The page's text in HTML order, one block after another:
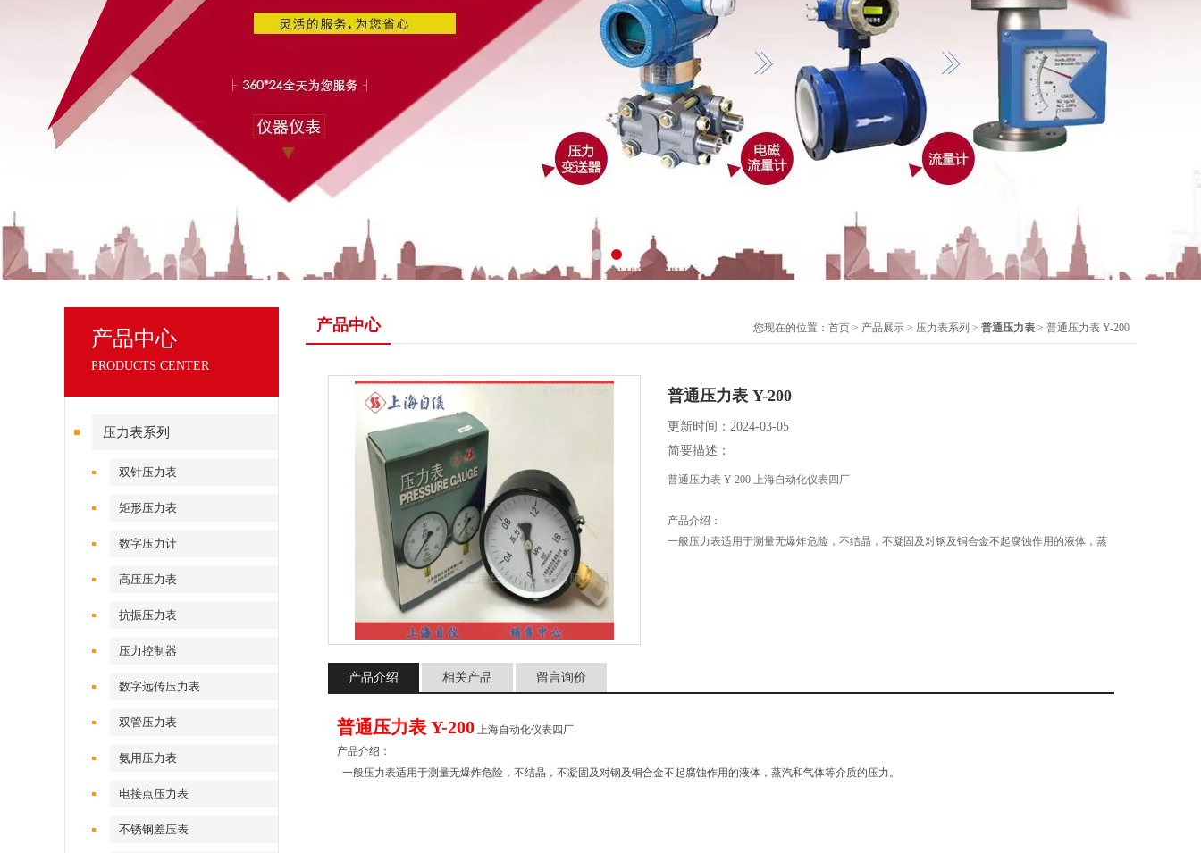
产品中心
PRODUCTS CENTER
压力表系列
双针压力表
矩形压力表
数字压力计
高压压力表
抗振压力表
压力控制器
数字远传压力表
双管压力表
氨用压力表
电接点压力表
不锈钢差压表
产品中心 您现在的位置： 首页 > 产品展示 > 压力表系列 > 普通压力表 > 普通压力表 Y-200
普通压力表 Y-200
更新时间：2024-03-05
简要描述：
普通压力表 Y-200 上海自动化仪表四厂
产品介绍：
一般压力表适用于测量无爆炸危险，不结晶，不凝固及对钢及铜合金不起腐蚀作用的液体，蒸
产品介绍 相关产品 留言询价
普通压力表 Y-200 上海自动化仪表四厂
产品介绍：
一般压力表适用于测量无爆炸危险，不结晶，不凝固及对钢及铜合金不起腐蚀作用的液体，蒸汽和气体等介质的压力。